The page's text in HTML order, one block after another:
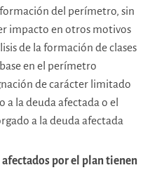
del perímetro, sin
impacto en otros motivos
de la formación de clases
en el perímetro
de carácter limitado
a la deuda afectada o el
a la deuda afectada
por el plan tienen